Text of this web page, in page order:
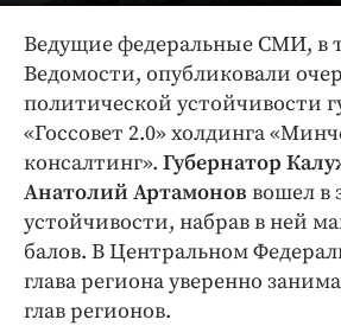
Издания
Медиаперсона
Интересное чтиво
Клиника года
Бренд года
Работодатель года
Ведущие федеральные СМИ, в
Ведомости, опубликовали
политической устойчивости
«Госсовет 2.0» холдинга
консалтинг». Губернатор
Анатолий Артамонов вошел в
устойчивости, набрав в ней
балов. В Центральном
глава региона уверенно
глав регионов.